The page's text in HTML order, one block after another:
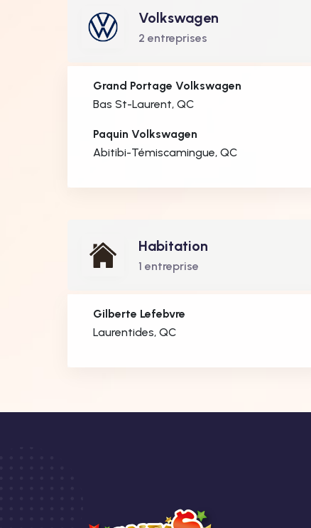
Volkswagen
2 entreprises
Grand Portage Volkswagen
Bas St-Laurent, QC
Paquin Volkswagen
Abitibi-Témiscamingue, QC
Habitation
1 entreprise
Gilberte Lefebvre
Laurentides, QC